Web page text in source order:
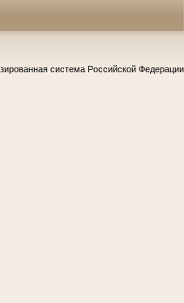
система Российской